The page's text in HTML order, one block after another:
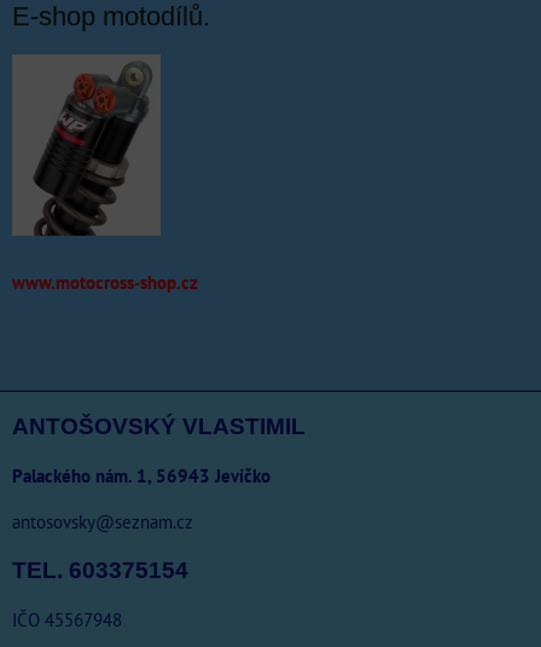
E-shop motodílů.
www.motocross-shop.cz
ANTOŠOVSKÝ VLASTIMIL
Palackého nám. 1, 56943 Jevíčko
antosovsky@seznam.cz
TEL. 603375154
IČO 45567948